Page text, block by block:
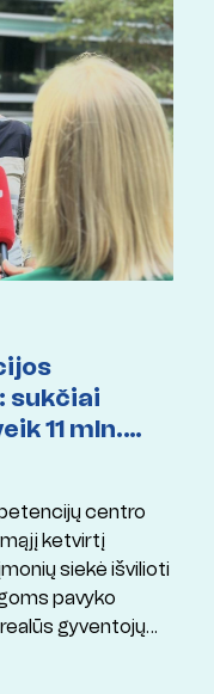
sukčiai
11 mln.
centro
ketvirtį
siekė išvilioti
pavyko
gyventojų